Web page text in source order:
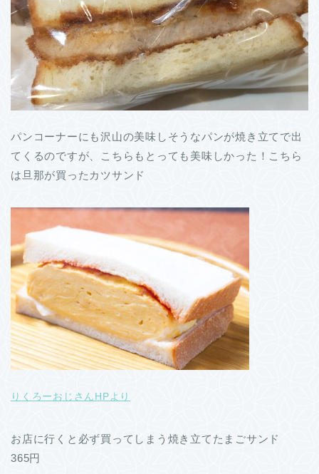
パンコーナーにも沢山の美味しそうなパンが焼き立てで出
てくるのですが、こちらもとっても美味しかった！こちら
は旦那が買ったカツサンド
りくろーおじさんHPより
お店に行くと必ず買ってしまう焼き立てたまごサンド
365円